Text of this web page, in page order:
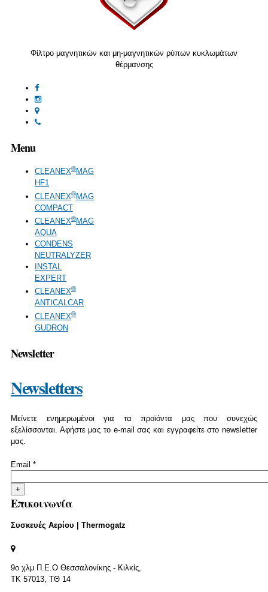
Φίλτρο μαγνητικών και μη-μαγνητικών ρύπων κυκλωμάτων
θέρμανσης
Menu
CLEANEX®MAG
HF1
CLEANEX®MAG
COMPACT
CLEANEX®MAG
AQUA
CONDENS
NEUTRALYZER
INSTAL
EXPERT
CLEANEX®
ANTICALCAR
CLEANEX®
GUDRON
Newsletter
Newsletters
Μείνετε ενημερωμένοι για τα προϊόντα μας που συνεχώς
εξελίσσονται. Αφήστε μας το e-mail σας και εγγραφείτε στο newsletter
μας.
Email *
Επικοινωνία
Συσκευές Αερίου | Thermogatz
9o χλμ Π.Ε.Ο Θεσσαλονίκης - Κιλκίς,
ΤΚ 57013, ΤΘ 14